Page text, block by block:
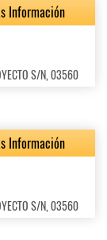
Información
S/N, 03560
Información
S/N, 03560